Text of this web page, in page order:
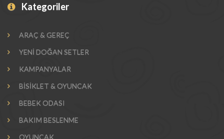
Kategoriler
ARAÇ & GEREÇ
YENİ DOĞAN SETLER
KAMPANYALAR
BİSİKLET & OYUNCAK
BEBEK ODASI
BAKIM BESLENME
OYUNCAK